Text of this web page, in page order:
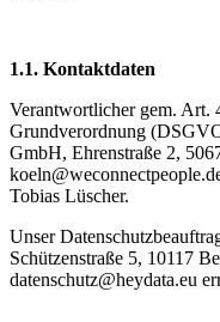
1.1. Kontaktdaten
Verantwortlicher gem. Art.
Grundverordnung
GmbH, Ehrenstraße 2,
Tobias Lüscher.
Unser
Schützenstraße 5, 10117
datenschutz@heydata.eu